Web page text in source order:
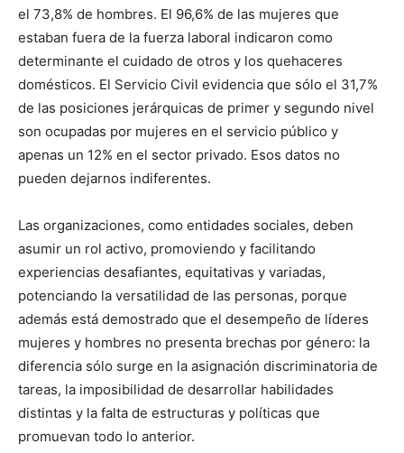
el 73,8% de hombres. El 96,6% de las mujeres que
estaban fuera de la fuerza laboral indicaron como
determinante el cuidado de otros y los quehaceres
domésticos. El Servicio Civil evidencia que sólo el 31,7%
de las posiciones jerárquicas de primer y segundo nivel
son ocupadas por mujeres en el servicio público y
apenas un 12% en el sector privado. Esos datos no
pueden dejarnos indiferentes.
Las organizaciones, como entidades sociales, deben
asumir un rol activo, promoviendo y facilitando
experiencias desafiantes, equitativas y variadas,
potenciando la versatilidad de las personas, porque
además está demostrado que el desempeño de líderes
mujeres y hombres no presenta brechas por género: la
diferencia sólo surge en la asignación discriminatoria de
tareas, la imposibilidad de desarrollar habilidades
distintas y la falta de estructuras y políticas que
promuevan todo lo anterior.